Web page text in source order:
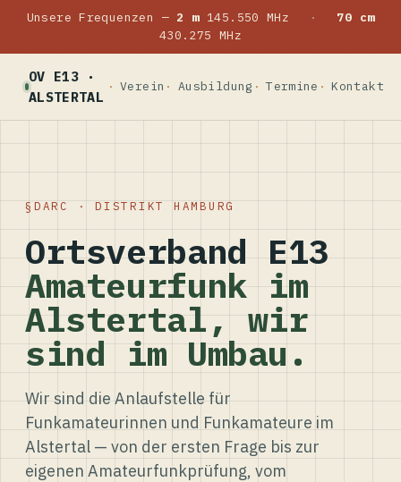
Unsere Frequenzen — 2 m145.550 MHz ·
70 cm
430.275 MHz
OV E13 ·
ALSTERTAL
Verein Ausbildung Termine Kontakt
DARC · DISTRIKT HAMBURG
Ortsverband E13
Amateurfunk im
Alstertal, wir
sind im Umbau.
Wir sind die Anlaufstelle für
Funkamateurinnen und Funkamateure im
Alstertal — von der ersten Frage bis zur
eigenen Amateurfunkprüfung, vom